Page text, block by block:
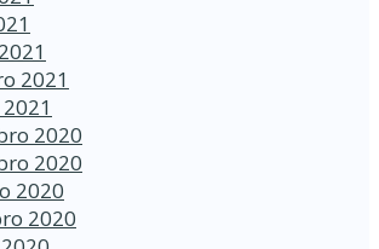
2021
2020
2020
2020
2020